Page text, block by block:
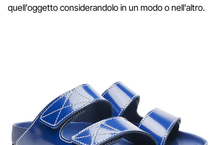
quell'oggetto considerandolo in un modo o nell'altro.